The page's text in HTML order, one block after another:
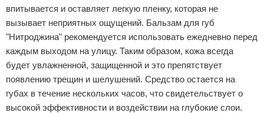
впитывается и оставляет легкую пленку, которая не
вызывает неприятных ощущений. Бальзам для губ
"Нитроджина" рекомендуется использовать ежедневно перед
каждым выходом на улицу. Таким образом, кожа всегда
будет увлажненной, защищенной и это препятствует
появлению трещин и шелушений. Средство остается на
губах в течение нескольких часов, что свидетельствует о
высокой эффективности и воздействии на глубокие слои.